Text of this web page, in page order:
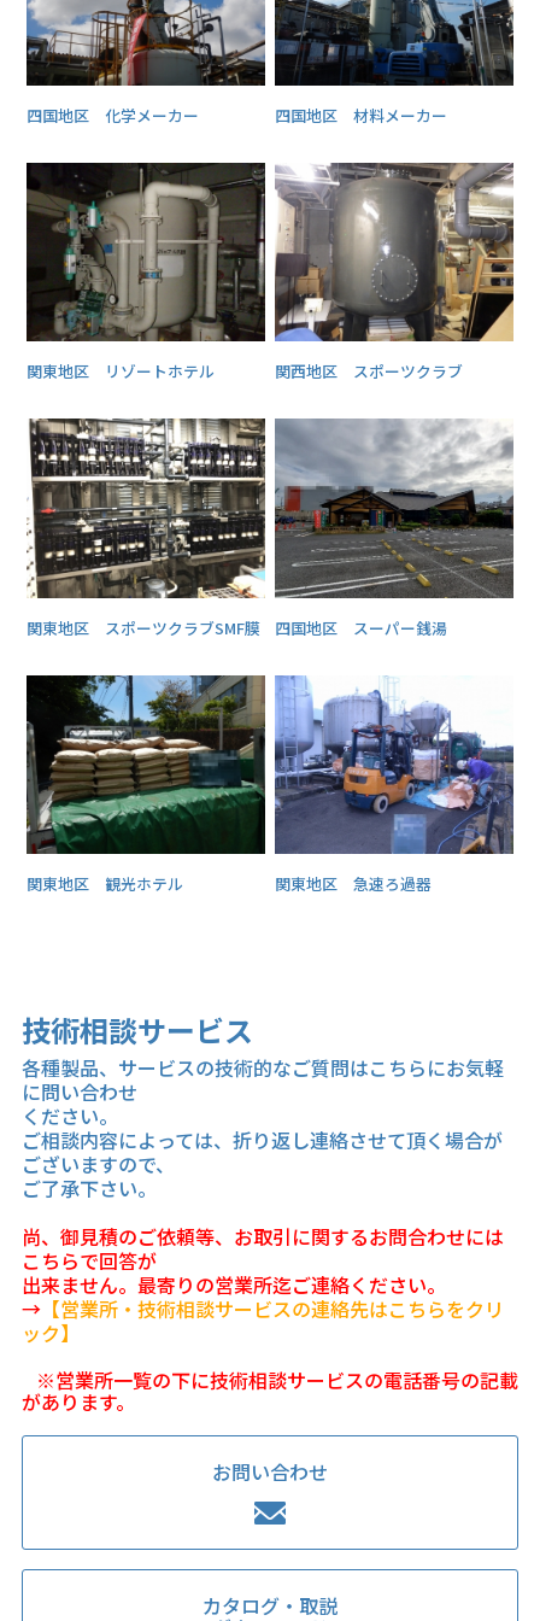
四国地区 化学メーカー 四国地区 材料メーカー
関東地区 リゾートホテル 関西地区 スポーツクラブ
関東地区 スポーツクラブSMF膜 四国地区 スーパー銭湯
関東地区 観光ホテル 関東地区 急速ろ過器
技術相談サービス
各種製品、サービスの技術的なご質問はこちらにお気軽
に問い合わせ
ください。
ご相談内容によっては、折り返し連絡させて頂く場合が
ございますので、
ご了承下さい。
尚、御見積のご依頼等、お取引に関するお問合わせには
こちらで回答が
出来ません。最寄りの営業所迄ご連絡ください。
→【営業所・技術相談サービスの連絡先はこちらをクリ
ック】
※営業所一覧の下に技術相談サービスの電話番号の記載
があります。
お問い合わせ
カタログ・取説